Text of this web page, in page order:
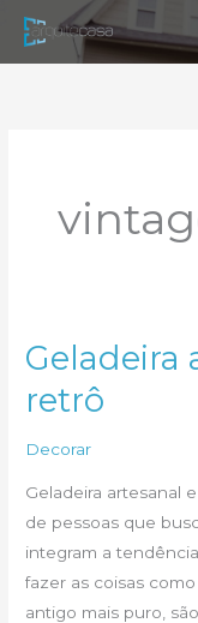
para
Geladeira
retrô
Decorar
Geladeira artesanal
de pessoas que
integram a
fazer as coisas
antigo mais puro,